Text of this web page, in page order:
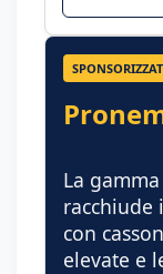
La
con
elevate e